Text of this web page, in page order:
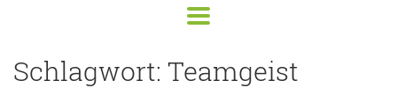
Schlagwort: Teamgeist